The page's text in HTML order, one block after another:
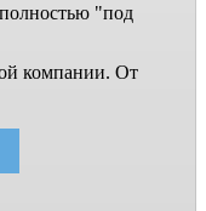
"под
компании. От